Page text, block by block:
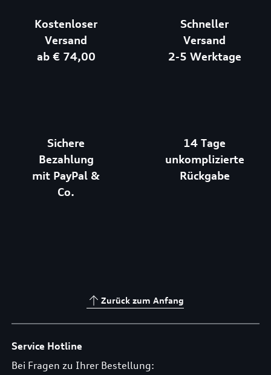
Kostenloser
Versand
ab € 74,00
Schneller
Versand
2-5 Werktage
Sichere
Bezahlung
mit PayPal &
Co.
14 Tage
unkomplizierte
Rückgabe
Zurück zum Anfang
Service Hotline
Bei Fragen zu Ihrer Bestellung: